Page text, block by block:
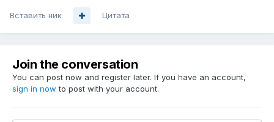
Вставить ник Цитата
Join the conversation
You can post now and register later. If you have an account,
sign in now to post with your account.